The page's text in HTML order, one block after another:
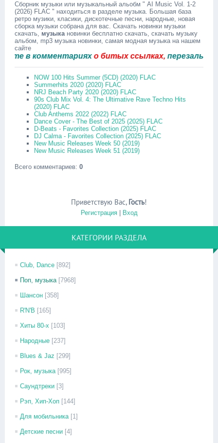
Сборник музыки или музыкальный альобм " AI Music Vol. 1-2
(2026) FLAC " находиться в разделе музыка. Большая база
ретро музики, класики, дискотечные песни, народные, новая
сборка музыки собрана для вас. Скачать новинки музыки
скачать, музыкановинки бесплатно скачать, скачать музыку
альбом, mp3 музыка новинки, самая модная музыка на нашем
сайте
в комментарияхо битых ссылках,перезальём
NOW 100 Hits Summer (5CD) (2020) FLAC
Summerhits 2020 (2020) FLAC
NRJ Beach Party 2020 (2020) FLAC
90s Club Mix Vol. 4: The Ultimative Rave Techno Hits
(2020) FLAC
Club Anthems 2022 (2022) FLAC
Dance Cover - The Best of 2025 (2025) FLAC
D-Beats - Favorites Collection (2025) FLAC
DJ Calma - Favorites Collection (2025) FLAC
New Music Releases Week 50 (2019)
New Music Releases Week 51 (2019)
Всего комментариев: 0
Приветствую Вас, Гость!
Регистрация| Вход
КАТЕГОРИИ РАЗДЕЛА
Club, Dance [892]
Поп, музыка [7968]
Шансон [358]
R'N'B [165]
Хиты 80-х [103]
Народные [237]
Blues & Jaz [299]
Рок, музыка [995]
Саундтреки [3]
Рэп, Хип-Хоп [144]
Для мобильника [1]
Детские песни [4]